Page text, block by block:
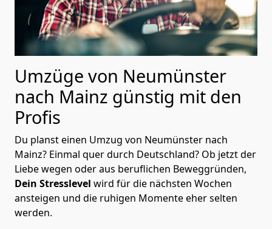
Umzüge von Neumünster
nach Mainz günstig mit den
Profis
Du planst einen Umzug von Neumünster nach
Mainz? Einmal quer durch Deutschland? Ob jetzt der
Liebe wegen oder aus beruflichen Beweggründen,
Dein Stresslevel wird für die nächsten Wochen
ansteigen und die ruhigen Momente eher selten
werden.